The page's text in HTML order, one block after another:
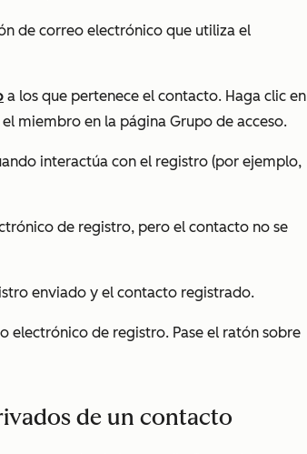
de correo electrónico que utiliza el
a los que pertenece el contacto. Haga clic en
miembro en la página Grupo de acceso.
interactúa con el registro (por ejemplo,
de registro, pero el contacto no se
enviado y el contacto registrado.
electrónico de registro. Pase el ratón sobre
de un contacto